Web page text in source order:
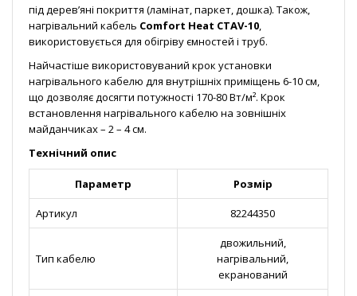
під дерев’яні покриття (ламінат, паркет, дошка). Також,
нагрівальний кабель Comfort Heat CTAV-10,
використовується для обігріву ємностей і труб.
Найчастіше використовуваний крок установки
нагрівального кабелю для внутрішніх приміщень 6-10 см,
що дозволяє досягти потужності 170-80 Вт/м². Крок
встановлення нагрівального кабелю на зовнішніх
майданчиках – 2 – 4 см.
Технічний опис
Параметр Розмір
Артикул 82244350
Тип кабелю
двожильний,
нагрівальний,
екранований